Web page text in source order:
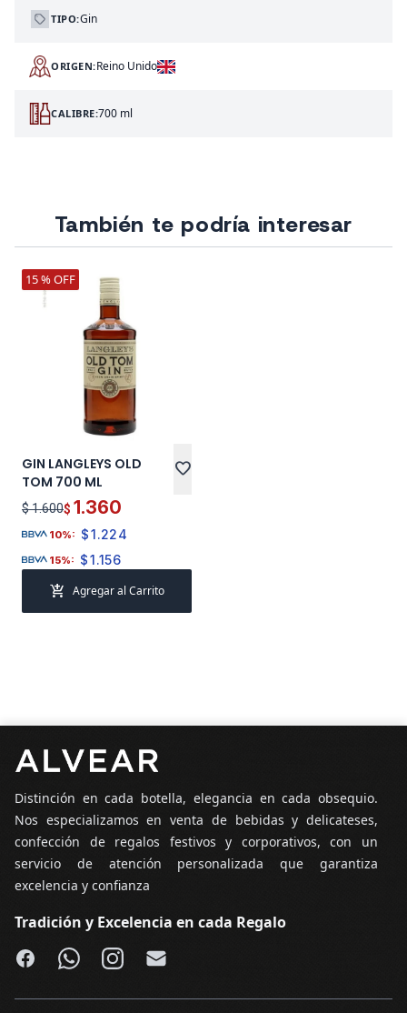
TIPO:Gin
ORIGEN:Reino Unido
CALIBRE:700 ml
También te podría interesar
15 % OFF
GIN LANGLEYS OLD
TOM 700 ML
favorite
$ 1.600$ 1.360
10%: $1.224
15%: $1.156
add_shopping_cart Agregar al Carrito
Distinción en cada botella, elegancia en cada obsequio.
Nos especializamos en venta de bebidas y delicateses,
confección de regalos festivos y corporativos, con un
servicio de atención personalizada que garantiza
excelencia y confianza
Tradición y Excelencia en cada Regalo
Facebook
WhatsApp
Instagram
Email